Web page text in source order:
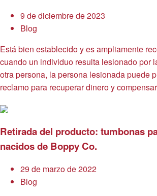
9 de diciembre de 2023
Blog
Está bien establecido y es ampliamente
cuando un individuo resulta lesionado por
otra persona, la persona lesionada puede
reclamo para recuperar dinero y
Retirada del producto: tumbonas
nacidos de Boppy Co.
29 de marzo de 2022
Blog